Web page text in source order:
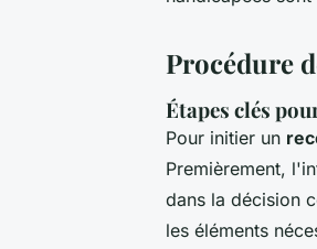
Procédure
Étapes clés
Pour initier un
Premièrement,
dans la décision
les éléments